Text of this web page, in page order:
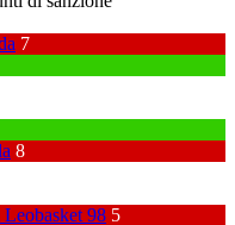
7
8
98 5